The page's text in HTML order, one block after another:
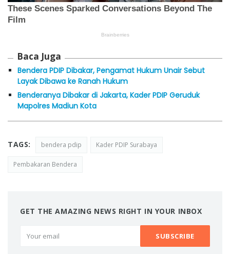
Baca Juga
Bendera PDIP Dibakar, Pengamat Hukum Unair Sebut
Layak Dibawa ke Ranah Hukum
Benderanya Dibakar di Jakarta, Kader PDIP Geruduk
Mapolres Madiun Kota
TAGS: bendera pdip Kader PDIP Surabaya
Pembakaran Bendera
GET THE AMAZING NEWS RIGHT IN YOUR INBOX